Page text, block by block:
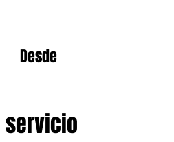
Desde
servicio